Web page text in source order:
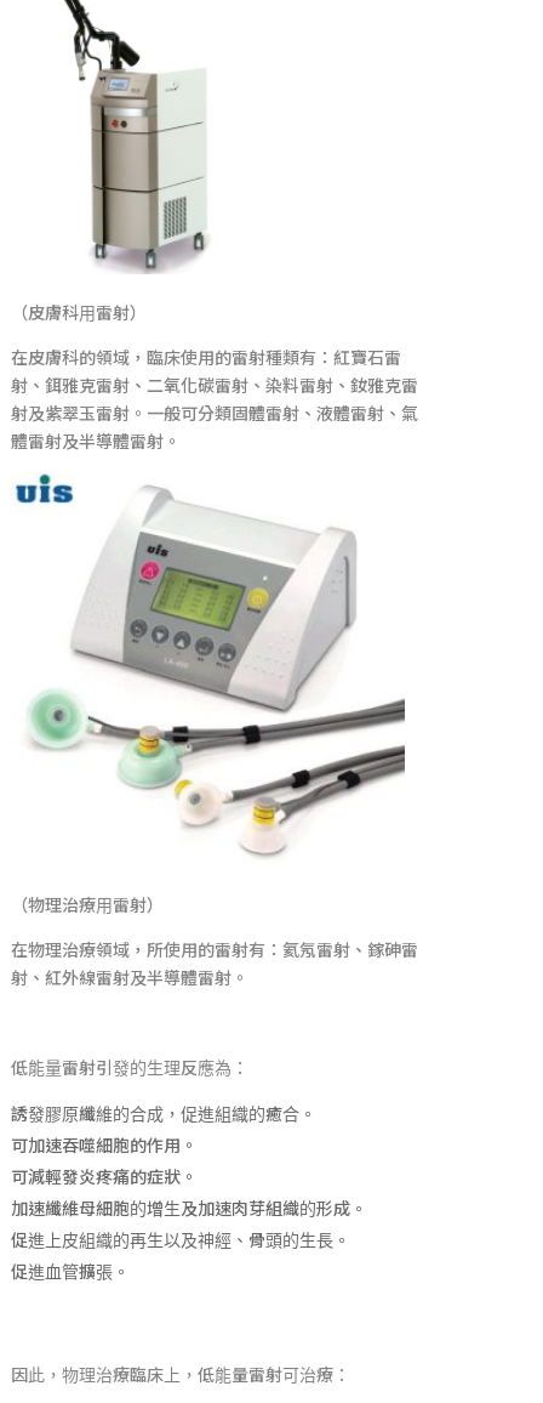
（皮膚科用雷射）
在皮膚科的領域，臨床使用的雷射種類有：紅寶石雷
射、鉺雅克雷射、二氧化碳雷射、染料雷射、釹雅克雷
射及紫翠玉雷射。一般可分類固體雷射、液體雷射、氣
體雷射及半導體雷射。
（物理治療用雷射）
在物理治療領域，所使用的雷射有：氦氖雷射、鎵砷雷
射、紅外線雷射及半導體雷射。
低能量雷射引發的生理反應為：
誘發膠原纖維的合成，促進組織的癒合。
可加速吞噬細胞的作用。
可減輕發炎疼痛的症狀。
加速纖維母細胞的增生及加速肉芽組織的形成。
促進上皮組織的再生以及神經、骨頭的生長。
促進血管擴張。
因此，物理治療臨床上，低能量雷射可治療：